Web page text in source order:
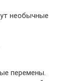
необычные
перемены.